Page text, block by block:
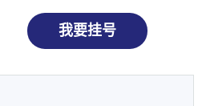
我要挂号